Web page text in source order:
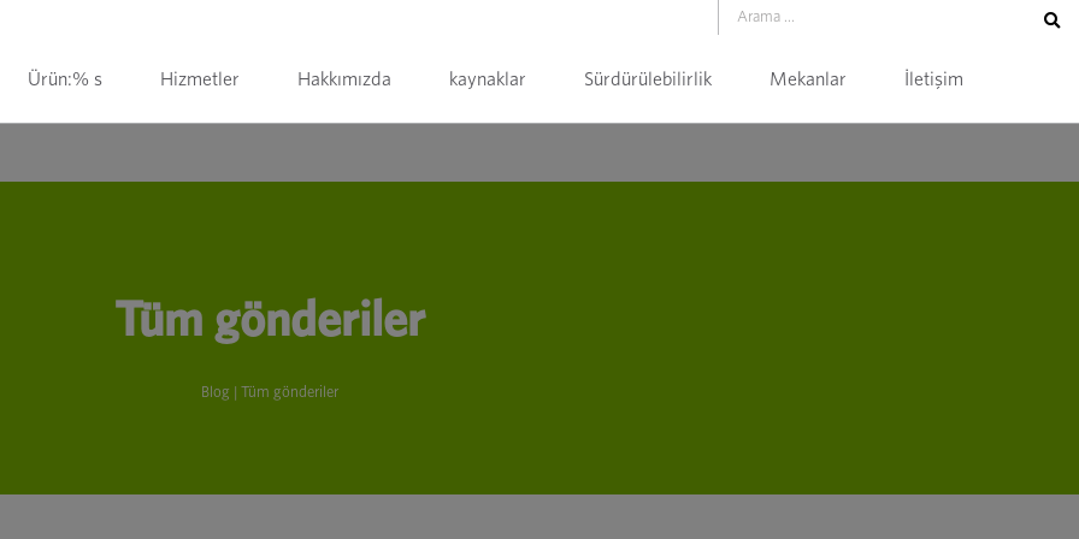
Ürün:% s Hizmetler Hakkımızda kaynaklar Sürdürülebilirlik Mekanlar İletişim
Tüm gönderiler
Blog | Tüm gönderiler